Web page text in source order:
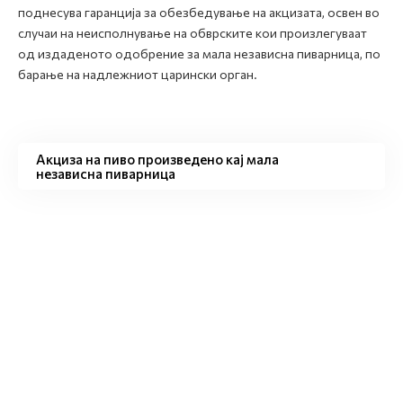
поднесува гаранција за обезбедување на акцизата, освен во
случаи на неисполнување на обврските кои произлегуваат
од издаденото одобрение за мала независна пиварница, по
барање на надлежниот царински орган.
Акциза на пиво произведено кај мала
независна пиварница